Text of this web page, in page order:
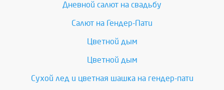
Дневной салют на свадьбу
Салют на Гендер-Пати
Цветной дым
Цветной дым
Сухой лед и цветная шашка на гендер-пати